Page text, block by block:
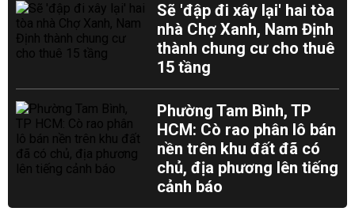
Sẽ 'đập đi xây lại' hai tòa
nhà Chợ Xanh, Nam Định
thành chung cư cho thuê
15 tầng
Phường Tam Bình, TP
HCM: Cò rao phân lô bán
nền trên khu đất đã có
chủ, địa phương lên tiếng
cảnh báo